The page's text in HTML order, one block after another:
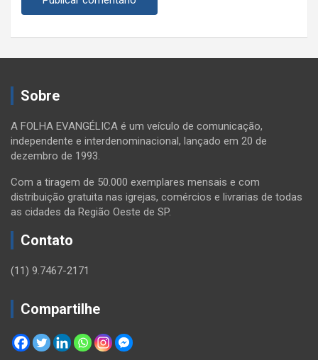
Sobre
A FOLHA EVANGÉLICA é um veículo de comunicação,
independente e interdenominacional, lançado em 20 de
dezembro de 1993.
Com a tiragem de 50.000 exemplares mensais e com
distribuição gratuita nas igrejas, comércios e livrarias de todas
as cidades da Região Oeste de SP.
Contato
(11) 9.7467-2171
Compartilhe